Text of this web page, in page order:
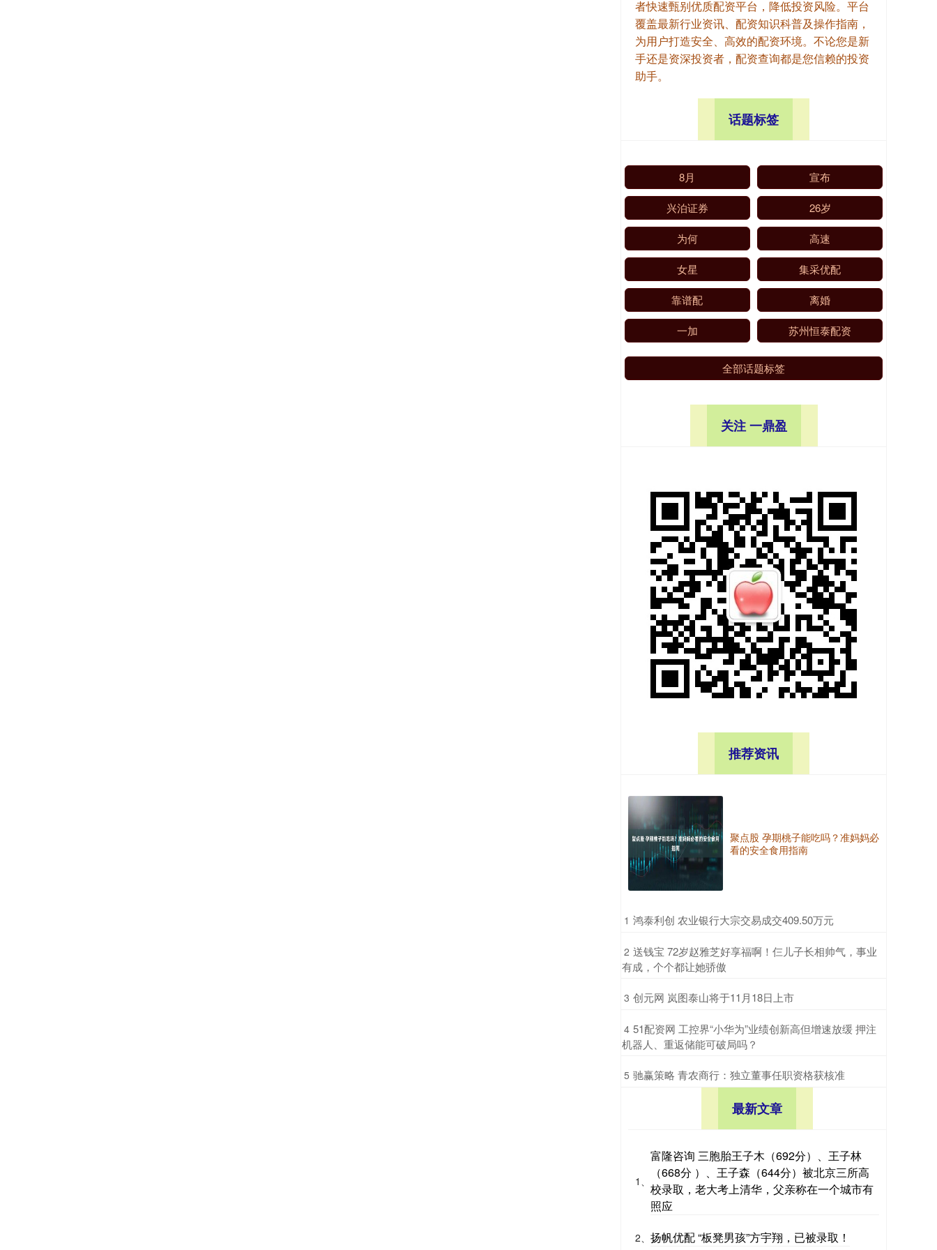
者快速甄别优质配资平台，降低投资风险。平台
覆盖最新行业资讯、配资知识科普及操作指南，
为用户打造安全、高效的配资环境。不论您是新
手还是资深投资者，配资查询都是您信赖的投资
助手。
话题标签
8月 宣布
兴泊证券 26岁
为何 高速
女星 集采优配
靠谱配 离婚
一加 苏州恒泰配资
全部话题标签
关注 一鼎盈
推荐资讯
聚点股 孕期桃子能吃吗？准妈妈必
看的安全食用指南
1 ​鸿泰利创 农业银行大宗交易成交409.50万元
2 ​送钱宝 72岁赵雅芝好享福啊！仨儿子长相帅气，事业
有成，个个都让她骄傲
3 ​创元网 岚图泰山将于11月18日上市
4 ​51配资网 工控界“小华为”业绩创新高但增速放缓 押注
机器人、重返储能可破局吗？
5 ​驰赢策略 青农商行：独立董事任职资格获核准
最新文章
1、
富隆咨询 三胞胎王子木（692分）、王子林
（668分 ）、王子森（644分）被北京三所高
校录取，老大考上清华，父亲称在一个城市有
照应
2、 扬帆优配 “板凳男孩”方宇翔，已被录取！